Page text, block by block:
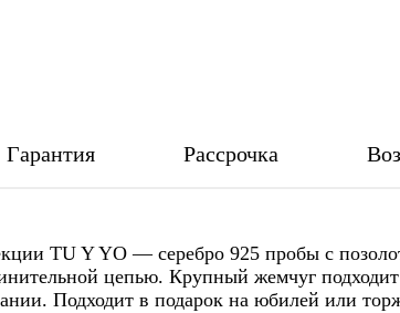
Гарантия Рассрочка
TU Y YO — серебро 925 пробы с
цепью. Крупный жемчуг
Подходит в подарок на юбилей или